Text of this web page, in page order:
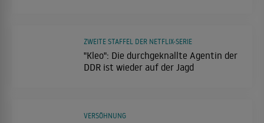
"Kleo": Die durchgeknallte Agentin der
DDR ist wieder auf der Jagd
ZWEITE STAFFEL DER NETFLIX-SERIE
VERSÖHNUNG